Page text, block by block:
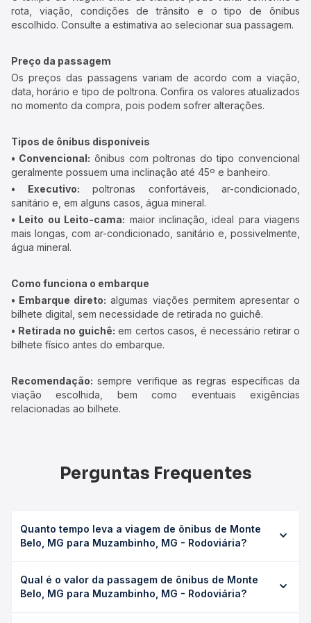
rota, viação, condições de trânsito e o tipo de ônibus
escolhido. Consulte a estimativa ao selecionar sua passagem.
Preço da passagem
Os preços das passagens variam de acordo com a viação,
data, horário e tipo de poltrona. Confira os valores atualizados
no momento da compra, pois podem sofrer alterações.
Tipos de ônibus disponíveis
• Convencional: ônibus com poltronas do tipo convencional
geralmente possuem uma inclinação até 45º e banheiro.
• Executivo: poltronas confortáveis, ar-condicionado,
sanitário e, em alguns casos, água mineral.
• Leito ou Leito-cama: maior inclinação, ideal para viagens
mais longas, com ar-condicionado, sanitário e, possivelmente,
água mineral.
Como funciona o embarque
• Embarque direto: algumas viações permitem apresentar o
bilhete digital, sem necessidade de retirada no guichê.
• Retirada no guichê: em certos casos, é necessário retirar o
bilhete físico antes do embarque.
Recomendação: sempre verifique as regras específicas da
viação escolhida, bem como eventuais exigências
relacionadas ao bilhete.
Perguntas Frequentes
Quanto tempo leva a viagem de ônibus de Monte
Belo, MG para Muzambinho, MG - Rodoviária?
MG - Rodoviária leva em média 0 horas, podendo variar
conforme a viação, o tipo de serviço (convencional,
Qual é o valor da passagem de ônibus de Monte
Belo, MG para Muzambinho, MG - Rodoviária?